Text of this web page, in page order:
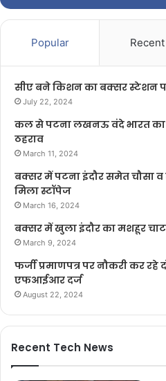
Popular Recent
सीए बने किशन का बक्सर स्टेशन
July 22, 2024
कल से पटना लखनऊ वंदे भारत का
ठहराव
March 11, 2024
बक्सर में पटना इंदौर समेत चौसा
मिला स्टॉपेज
March 16, 2024
बक्सर में खुला इंदौर का मशहूर
March 9, 2024
फर्जी प्रमाणपत्र पर नौकरी कर रहे
एफआईआर दर्ज
August 22, 2024
Recent Tech News